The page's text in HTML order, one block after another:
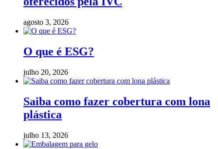
agosto 3, 2026
O que é ESG?
julho 20, 2026
Saiba como fazer cobertura com lona
plástica
julho 13, 2026